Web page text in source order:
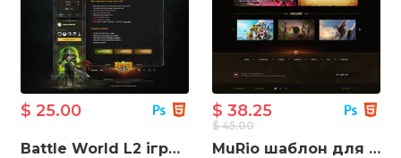
$ 25.00
$ 45.00
$ 38.25
Battle World L2 ігровий шаблон сайту MuRio шаблон для створення ігрового сайту